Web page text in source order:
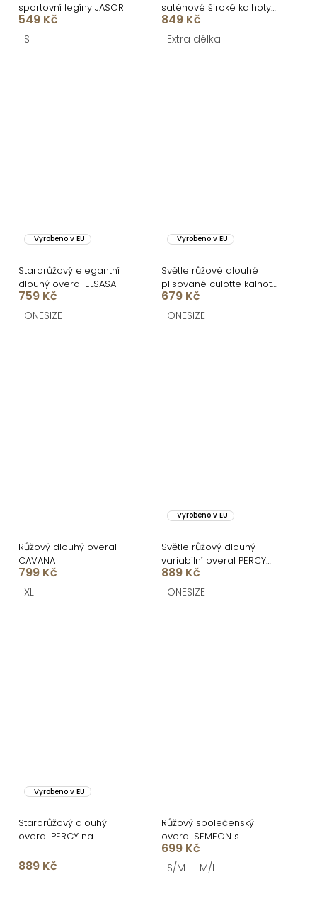
sportovní legíny JASORI
549 Kč
S
saténové široké kalhoty
SITAKE
849 Kč
Extra délka
Vyrobeno v EU
Starorůžový elegantní
dlouhý overal ELSASA
759 Kč
ONESIZE
Vyrobeno v EU
Světle růžové dlouhé
plisované culotte kalhoty
SYCHER
679 Kč
ONESIZE
Růžový dlouhý overal
CAVANA
799 Kč
XL
Vyrobeno v EU
Světle růžový dlouhý
variabilní overal PERCY
na zavazování
889 Kč
ONESIZE
Vyrobeno v EU
Starorůžový dlouhý
overal PERCY na
889 Kč
Růžový společenský
overal SEMEON s
květinou
699 Kč
S/M M/L